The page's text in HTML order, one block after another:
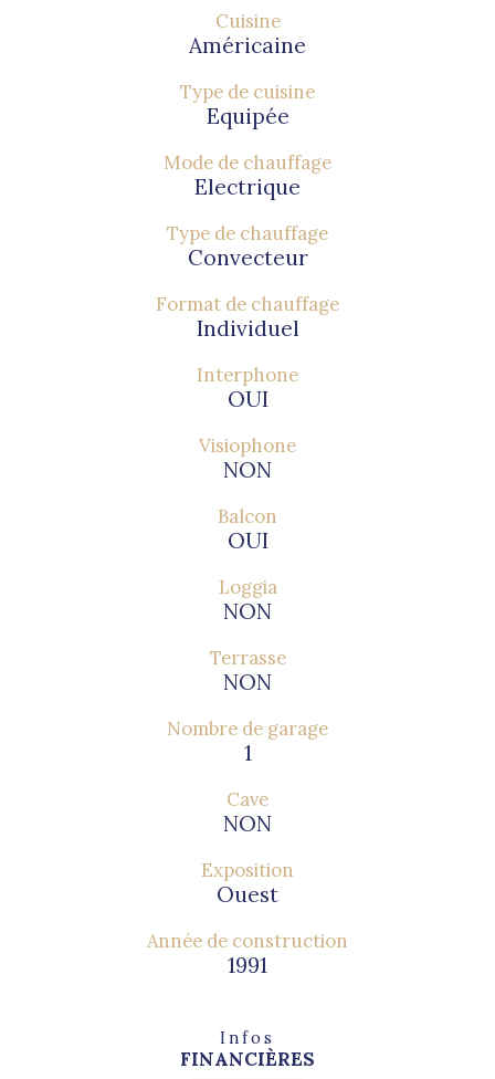
Cuisine
Américaine
Type de cuisine
Equipée
Mode de chauffage
Electrique
Type de chauffage
Convecteur
Format de chauffage
Individuel
Interphone
OUI
Visiophone
NON
Balcon
OUI
Loggia
NON
Terrasse
NON
Nombre de garage
1
Cave
NON
Exposition
Ouest
Année de construction
1991
Infos
FINANCIÈRES